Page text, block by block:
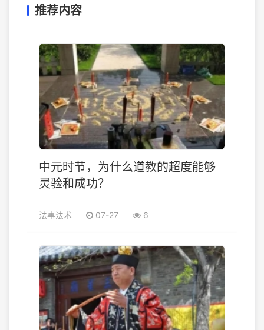
推荐内容
中元时节，为什么道教的超度能够
灵验和成功？
法事法术 07-27 6